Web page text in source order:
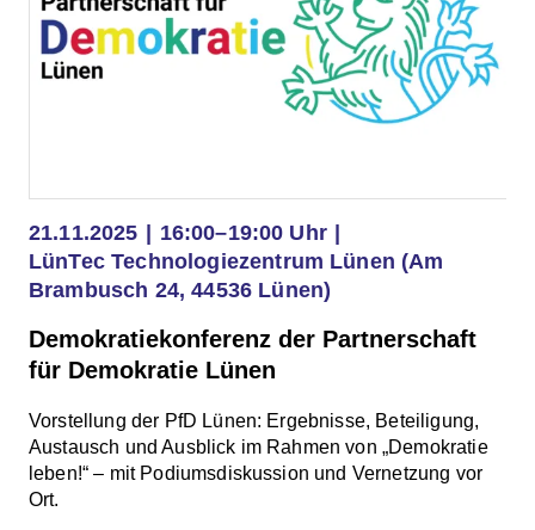
21.11.2025
16:00–19:00 Uhr
LünTec Technologiezentrum Lünen (Am
Brambusch 24, 44536 Lünen)
Demokratiekonferenz der Partnerschaft
für Demokratie Lünen
Vorstellung der PfD Lünen: Ergebnisse, Beteiligung,
Austausch und Ausblick im Rahmen von „Demokratie
leben!“ – mit Podiumsdiskussion und Vernetzung vor
Ort.